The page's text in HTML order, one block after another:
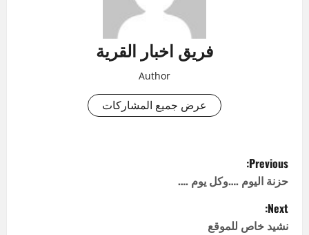
فريق اخبار القرية
Author
عرض جميع المشاركات
P
o
s
Previous:
حزنة اليوم ….وكل يوم ….
Next:
نشيد خاص للموقع